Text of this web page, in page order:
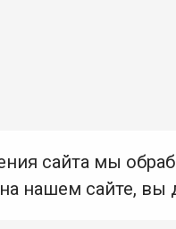
сайта мы
нашем сайте, вы